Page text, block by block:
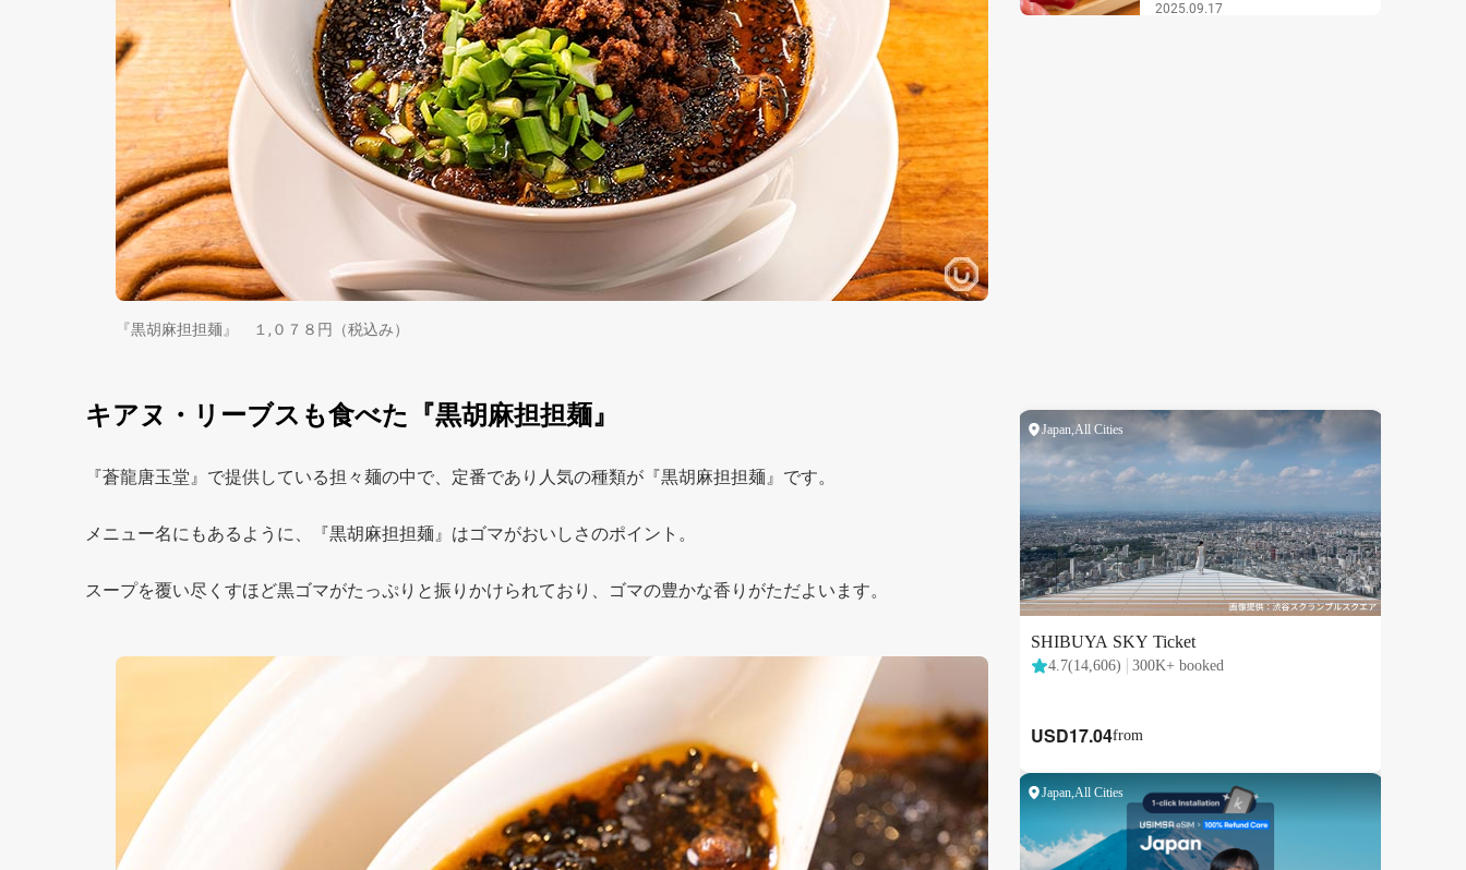
『黒胡麻担担麺』 １,０７８円（税込み）
キアヌ・リーブスも食べた『黒胡麻担担麺』
『蒼龍唐玉堂』で提供している担々麺の中で、定番であり人気の種類が『黒胡麻担担麺』です。
メニュー名にもあるように、『黒胡麻担担麺』はゴマがおいしさのポイント。
スープを覆い尽くすほど黒ゴマがたっぷりと振りかけられており、ゴマの豊かな香りがただよいます。
2025.09.17